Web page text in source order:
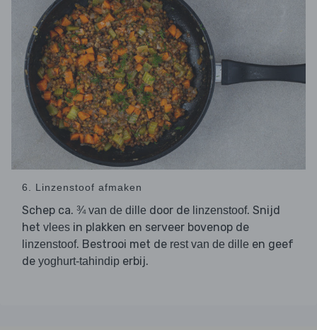
6. Linzenstoof afmaken
Schep ca. ¾ van de dille door de linzenstoof. Snijd
het vlees in plakken en serveer bovenop de
linzenstoof. Bestrooi met de rest van de dille en geef
de yoghurt-tahindip erbij.